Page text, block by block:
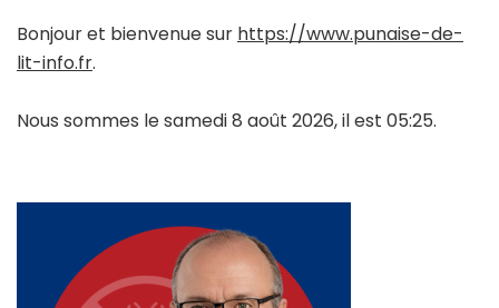
Bonjour et bienvenue sur https://www.punaise-de-
lit-info.fr.
Nous sommes le samedi 8 août 2026, il est 05:25.